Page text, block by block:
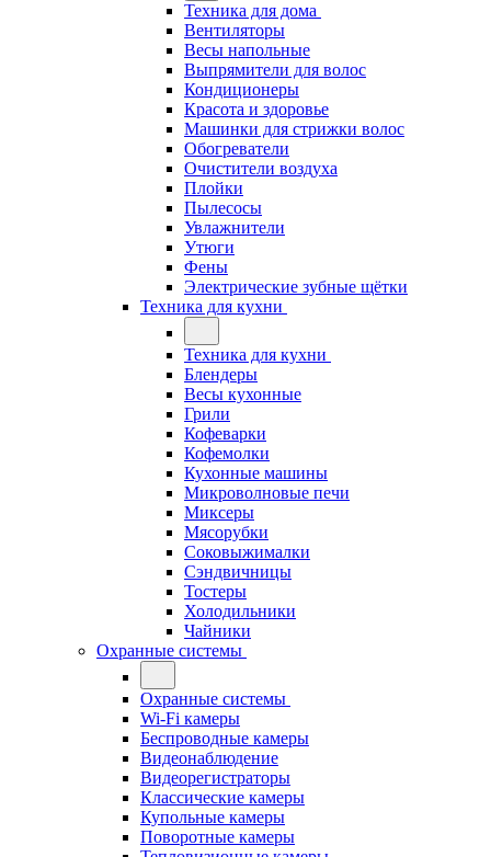
Техника для дома
Вентиляторы
Весы напольные
Выпрямители для волос
Кондиционеры
Красота и здоровье
Машинки для стрижки волос
Обогреватели
Очистители воздуха
Плойки
Пылесосы
Увлажнители
Утюги
Фены
Электрические зубные щётки
Техника для кухни
Техника для кухни
Блендеры
Весы кухонные
Грили
Кофеварки
Кофемолки
Кухонные машины
Микроволновые печи
Миксеры
Мясорубки
Соковыжималки
Сэндвичницы
Тостеры
Холодильники
Чайники
Охранные системы
Охранные системы
Wi-Fi камеры
Беспроводные камеры
Видеонаблюдение
Видеорегистраторы
Классические камеры
Купольные камеры
Поворотные камеры